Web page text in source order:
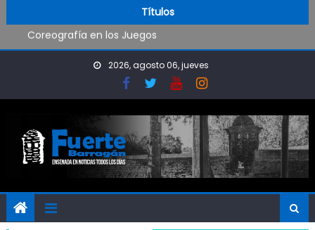
Títulos
Coreografía en los Juegos
Fútbol Inclusivo en Camba
Operativo de limpieza de desagües en Punta Lara
2026, agosto 06, jueves